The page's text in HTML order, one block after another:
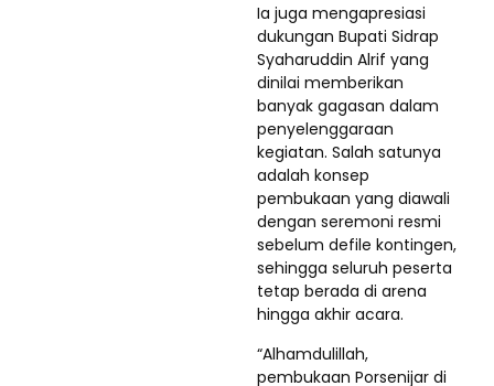
Ia juga mengapresiasi
dukungan Bupati Sidrap
Syaharuddin Alrif yang
dinilai memberikan
banyak gagasan dalam
penyelenggaraan
kegiatan. Salah satunya
adalah konsep
pembukaan yang diawali
dengan seremoni resmi
sebelum defile kontingen,
sehingga seluruh peserta
tetap berada di arena
hingga akhir acara.
“Alhamdulillah,
pembukaan Porsenijar di